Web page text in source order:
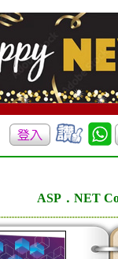
ASP．NET